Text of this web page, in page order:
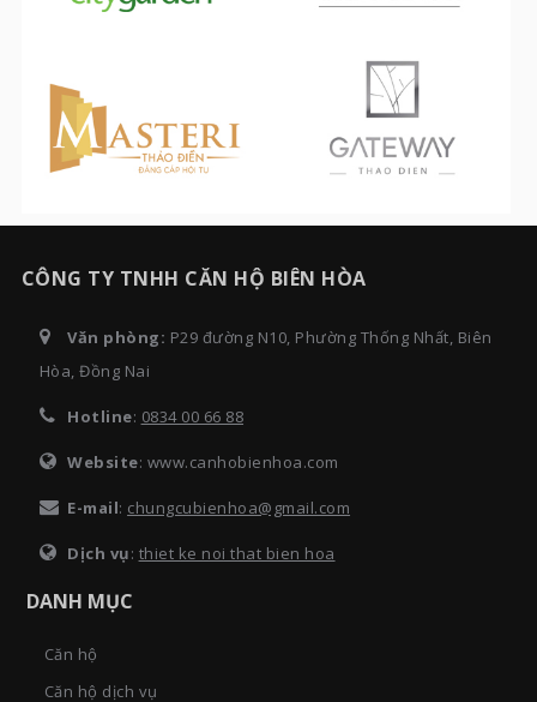
CÔNG TY TNHH CĂN HỘ BIÊN HÒA
Văn phòng: P29 đường N10, Phường Thống Nhất, Biên
Hòa, Đồng Nai
Hotline: 0834 00 66 88
Website: www.canhobienhoa.com
E-mail: chungcubienhoa@gmail.com
Dịch vụ: thiet ke noi that bien hoa
DANH MỤC
Căn hộ
Căn hộ dịch vụ